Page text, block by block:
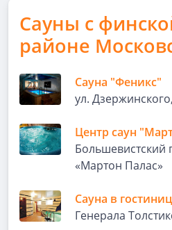
Сауны с
районе
Сауна "Феникс"
ул.
Центр саун
Большевистский
«Мартон Палас»
Сауна в
Генерала